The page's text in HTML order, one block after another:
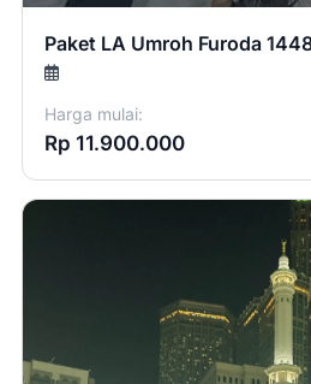
Paket LA Umroh Furoda
Harga mulai:
Rp 11.900.000